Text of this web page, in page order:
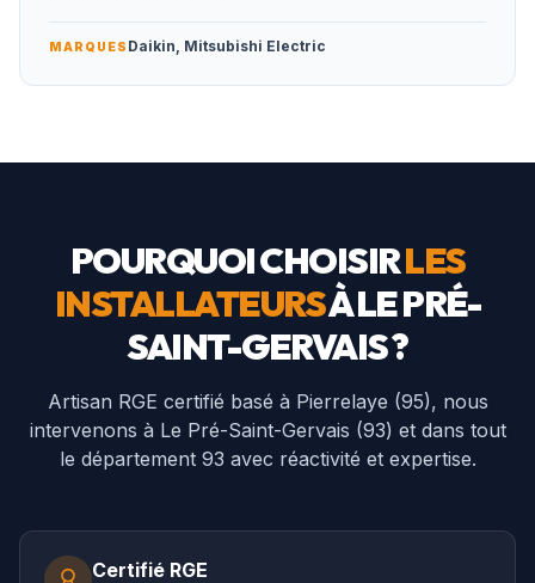
MARQUES Daikin, Mitsubishi Electric
POURQUOI CHOISIRLES
INSTALLATEURSÀLE PRÉ-
SAINT-GERVAIS?
Artisan RGE certifié basé à Pierrelaye (95), nous
intervenons à Le Pré-Saint-Gervais (93) et dans tout
le département 93 avec réactivité et expertise.
Certifié RGE